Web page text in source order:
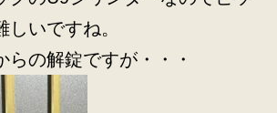
いですね。
らの解錠ですが・・・